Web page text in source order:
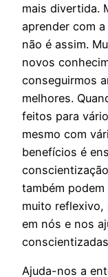
mais divertida.
aprender com
não é assim.
novos
conseguirmos
melhores.
feitos para
mesmo com
benefícios é
também
muito reflexivo,
em nós e nos
Ajuda-nos a